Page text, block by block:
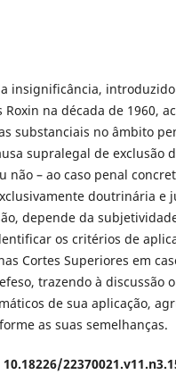
insignificância,
Roxin na década de 1960,
substanciais no âmbito
supralegal de exclusão
não – ao caso penal
doutrinária e
depende da
os critérios de
Cortes Superiores em
trazendo à discussão
de sua aplicação,
as suas semelhanças.